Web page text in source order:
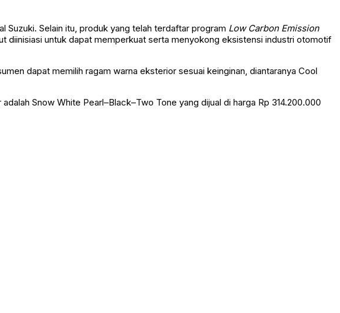
Suzuki. Selain itu, produk yang telah terdaftar program Low Carbon Emission
diinisiasi untuk dapat memperkuat serta menyokong eksistensi industri otomotif
dapat memilih ragam warna eksterior sesuai keinginan, diantaranya Cool
Snow White Pearl–Black–Two Tone yang dijual di harga Rp 314.200.000